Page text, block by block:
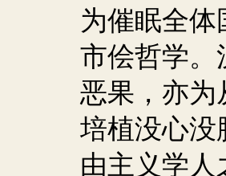
为催眠全
市侩哲学。
恶果，亦为
培植没心没
由主义学